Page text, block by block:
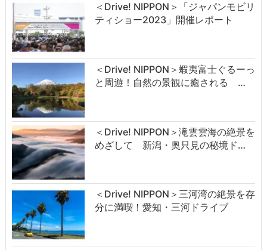
＜Drive! NIPPON＞「ジャパンモビリ
ティショー2023」開催レポート
＜Drive! NIPPON＞蝦夷富士ぐるーっ
と周遊！自然の景観に癒される …
＜Drive! NIPPON＞滝雲雲海の絶景を
めざして 新潟・奥只見の秘境ド…
＜Drive! NIPPON＞三河湾の絶景を存
分に満喫！愛知・三河ドライブ